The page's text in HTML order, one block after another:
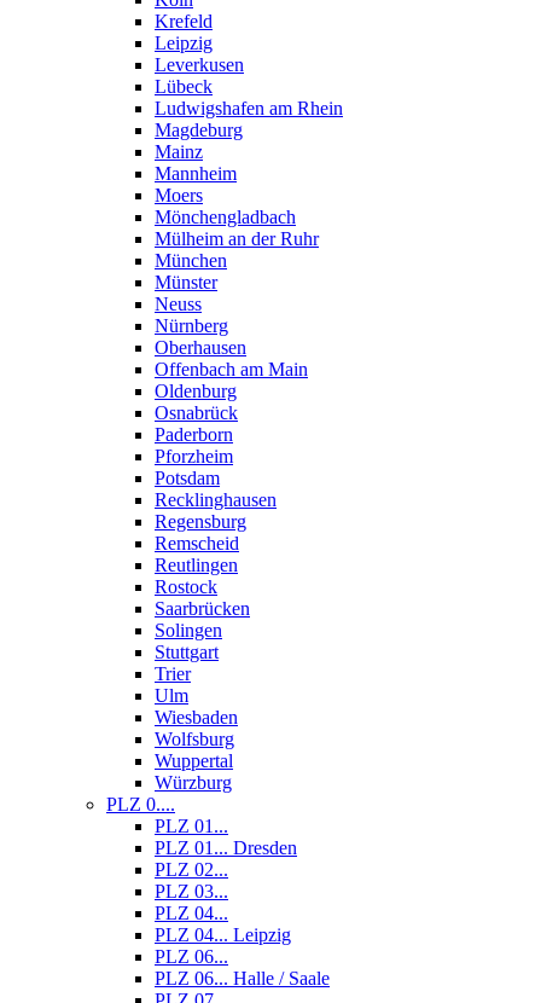
Krefeld
Leipzig
Leverkusen
Lübeck
Ludwigshafen am Rhein
Magdeburg
Mainz
Mannheim
Moers
Mönchengladbach
Mülheim an der Ruhr
München
Münster
Neuss
Nürnberg
Oberhausen
Offenbach am Main
Oldenburg
Osnabrück
Paderborn
Pforzheim
Potsdam
Recklinghausen
Regensburg
Remscheid
Reutlingen
Rostock
Saarbrücken
Solingen
Stuttgart
Trier
Ulm
Wiesbaden
Wolfsburg
Wuppertal
Würzburg
PLZ 0....
PLZ 01...
PLZ 01... Dresden
PLZ 02...
PLZ 03...
PLZ 04...
PLZ 04... Leipzig
PLZ 06...
PLZ 06... Halle / Saale